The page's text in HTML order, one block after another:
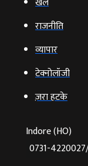
राजनीति
व्‍यापार
टेक्‍नोलॉजी
ज़रा हटके
Indore (HO)
0731-